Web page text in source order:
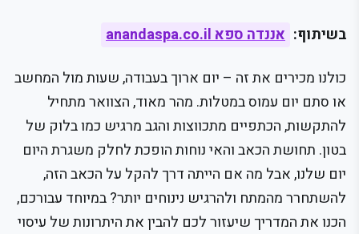
בשיתוף: אננדה ספא anandaspa.co.il
כולנו מכירים את זה – יום ארוך בעבודה, שעות מול המחשב
או סתם יום עמוס במטלות. מהר מאוד, הצוואר מתחיל
להתקשות, הכתפיים מתכווצות והגב מרגיש כמו בלוק של
בטון. תחושת הכאב והאי נוחות הופכת לחלק משגרת היום
יום שלנו, אבל מה אם הייתה דרך להקל על הכאב הזה,
להשתחרר מהמתח ולהרגיש נינוחים יותר? במיוחד עבורכם,
הכנו את המדריך שיעזור לכם להבין את היתרונות של עיסוי